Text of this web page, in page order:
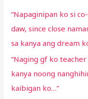
f
o
r
:
“Napaginipan ko si
daw, since close
sa kanya ang dream
“Naging gf ko
kanya noong
kaibigan ko…”